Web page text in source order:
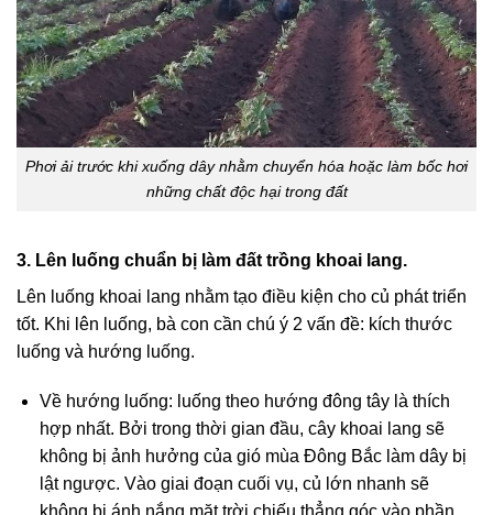
Phơi ải trước khi xuống dây nhằm chuyển hóa hoặc làm bốc hơi
những chất độc hại trong đất
3. Lên luống chuẩn bị làm đất trồng khoai lang.
Lên luống khoai lang nhằm tạo điều kiện cho củ phát triển
tốt. Khi lên luống, bà con cần chú ý 2 vấn đề: kích thước
luống và hướng luống.
Về hướng luống: luống theo hướng đông tây là thích
hợp nhất. Bởi trong thời gian đầu, cây khoai lang sẽ
không bị ảnh hưởng của gió mùa Đông Bắc làm dây bị
lật ngược. Vào giai đoạn cuối vụ, củ lớn nhanh sẽ